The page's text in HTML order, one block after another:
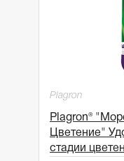
Plagron
Plagron®
Цветение"
стадии